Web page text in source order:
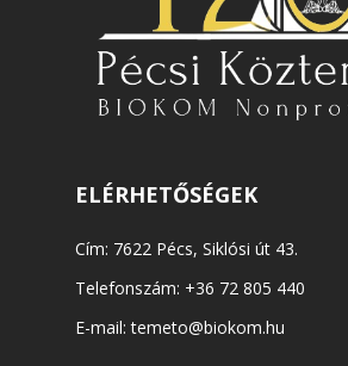
ELÉRHETŐSÉGEK
Cím: 7622 Pécs, Siklósi út 43.
Telefonszám: +36 72 805 440
E-mail:temeto@biokom.hu